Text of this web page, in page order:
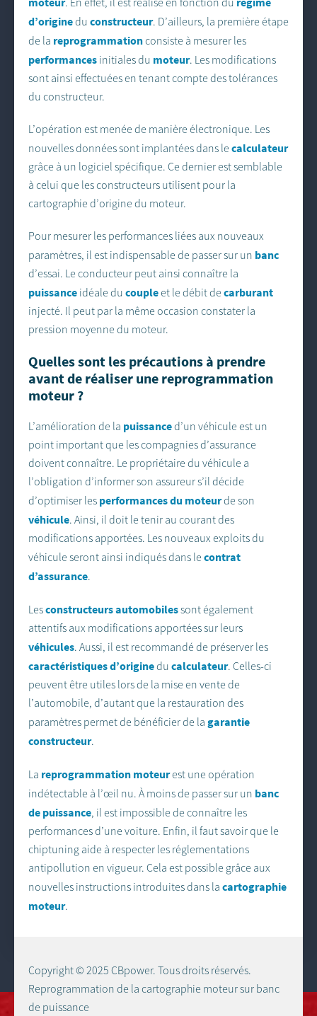
d’originedu constructeur. D’ailleurs, la première étape
de la reprogrammationconsiste à mesurer les
performances initiales du moteur. Les modifications
sont ainsi effectuées en tenant compte des tolérances
du constructeur.
L’opération est menée de manière électronique. Les
nouvelles données sont implantées dans le calculateur
grâce à un logiciel spécifique. Ce dernier est semblable
à celui que les constructeurs utilisent pour la
cartographie d’origine du moteur.
Pour mesurer les performances liées aux nouveaux
paramètres, il est indispensable de passer sur un banc
d’essai. Le conducteur peut ainsi connaître la
puissance idéale du coupleet le débit de carburant
injecté. Il peut par la même occasion constater la
pression moyenne du moteur.
Quelles sont les précautions à prendre
avant de réaliser une reprogrammation
moteur ?
L’amélioration de la puissanced’un véhicule est un
point important que les compagnies d’assurance
doivent connaître. Le propriétaire du véhicule a
l’obligation d’informer son assureur s’il décide
d’optimiser les performances du moteurde son
véhicule. Ainsi, il doit le tenir au courant des
modifications apportées. Les nouveaux exploits du
véhicule seront ainsi indiqués dans le contrat
d’assurance.
Lesconstructeurs automobilessont également
attentifs aux modifications apportées sur leurs
véhicules. Aussi, il est recommandé de préserver les
caractéristiques d’originedu calculateur. Celles-ci
peuvent être utiles lors de la mise en vente de
l’automobile, d’autant que la restauration des
paramètres permet de bénéficier de la garantie
constructeur.
La reprogrammation moteurest une opération
indétectable à l’œil nu. À moins de passer sur un banc
de puissance, il est impossible de connaître les
performances d’une voiture. Enfin, il faut savoir que le
chiptuning aide à respecter les réglementations
antipollution en vigueur. Cela est possible grâce aux
nouvelles instructions introduites dans la cartographie
moteur.
Copyright © 2025 CBpower. Tous droits réservés.
Reprogrammation de la cartographie moteur sur banc
de puissance